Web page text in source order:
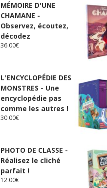
MÉMOIRE D'UNE
CHAMANE -
Observez, écoutez,
décodez
36.00€
L'ENCYCLOPÉDIE DES
MONSTRES - Une
encyclopédie pas
comme les autres !
30.00€
PHOTO DE CLASSE -
Réalisez le cliché
parfait !
12.00€